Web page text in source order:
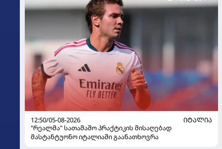
12:50/05-08-2026
ᲘᲢᲐᲚᲘᲐ
"რეალმა" სათამაშო პრაქტიკის მისაღებად
მასტანტუონო იტალიაში გაანათხოვრა